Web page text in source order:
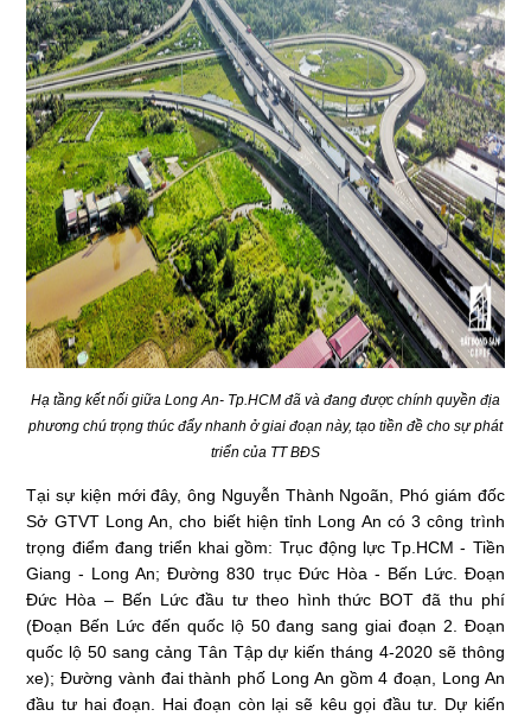
Hạ tầng kết nối giữa Long An- Tp.HCM đã và đang được chính quyền địa
phương chú trọng thúc đẩy nhanh ở giai đoạn này, tạo tiền đề cho sự phát
triển của TT BĐS
Tại sự kiện mới đây, ông Nguyễn Thành Ngoãn, Phó giám đốc
Sở GTVT Long An, cho biết hiện tỉnh Long An có 3 công trình
trọng điểm đang triển khai gồm: Trục động lực Tp.HCM - Tiền
Giang - Long An; Đường 830 trục Đức Hòa - Bến Lức. Đoạn
Đức Hòa – Bến Lức đầu tư theo hình thức BOT đã thu phí
(Đoạn Bến Lức đến quốc lộ 50 đang sang giai đoạn 2. Đoạn
quốc lộ 50 sang cảng Tân Tập dự kiến tháng 4-2020 sẽ thông
xe); Đường vành đai thành phố Long An gồm 4 đoạn, Long An
đầu tư hai đoạn. Hai đoạn còn lại sẽ kêu gọi đầu tư. Dự kiến